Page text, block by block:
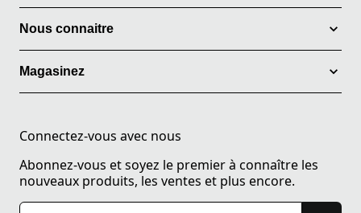
Nous connaitre
Magasinez
Connectez-vous avec nous
Abonnez-vous et soyez le premier à connaître les
nouveaux produits, les ventes et plus encore.